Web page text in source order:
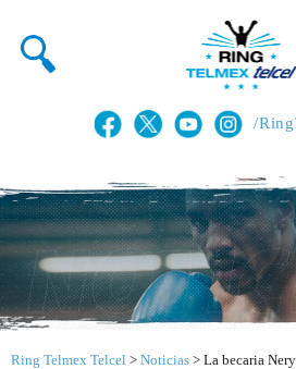
/
Ring Telmex Telcel > Noticias > La becaria